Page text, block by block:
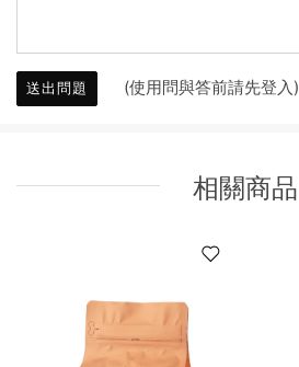
送出問題 (使用問與答前請先登入)
相關商品